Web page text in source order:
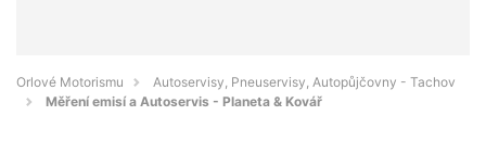
Orlové Motorismu
Autoservisy, Pneuservisy, Autopůjčovny - Tachov
Měření emisí a Autoservis - Planeta & Kovář